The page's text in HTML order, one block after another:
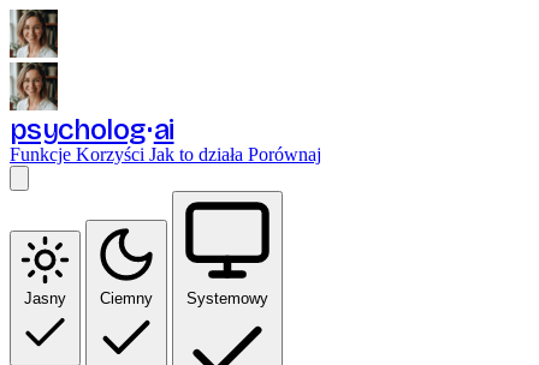
psycholog ai
Funkcje Korzyści Jak to działa Porównaj
Jasny Ciemny Systemowy